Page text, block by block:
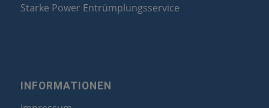
Starke Power Entrümplungsservice
INFORMATIONEN